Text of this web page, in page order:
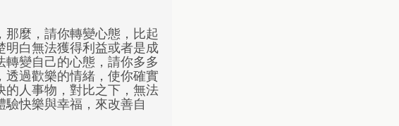
麼，請你轉變心態，比起
明白無法獲得利益或者是成
變自己的心態，請你多多
過歡樂的情緒，使你確實
的人事物，對比之下，無法
快樂與幸福，來改善自